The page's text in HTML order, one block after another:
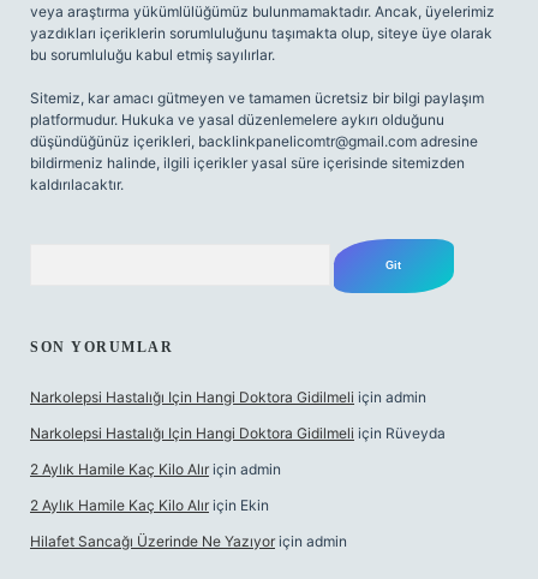
veya araştırma yükümlülüğümüz bulunmamaktadır. Ancak, üyelerimiz
yazdıkları içeriklerin sorumluluğunu taşımakta olup, siteye üye olarak
bu sorumluluğu kabul etmiş sayılırlar.
Sitemiz, kar amacı gütmeyen ve tamamen ücretsiz bir bilgi paylaşım
platformudur. Hukuka ve yasal düzenlemelere aykırı olduğunu
düşündüğünüz içerikleri, backlinkpanelicomtr@gmail.com adresine
bildirmeniz halinde, ilgili içerikler yasal süre içerisinde sitemizden
kaldırılacaktır.
SON YORUMLAR
Narkolepsi Hastalığı Için Hangi Doktora Gidilmeli için admin
Narkolepsi Hastalığı Için Hangi Doktora Gidilmeli için Rüveyda
2 Aylık Hamile Kaç Kilo Alır için admin
2 Aylık Hamile Kaç Kilo Alır için Ekin
Hilafet Sancağı Üzerinde Ne Yazıyor için admin